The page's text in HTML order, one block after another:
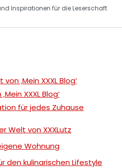
Inspirationen für die Leserschaft
‚Mein XXXL Blog‘
XXXL Blog‘
für jedes Zuhause
Welt von XXXLutz
Wohnung
den kulinarischen Lifestyle